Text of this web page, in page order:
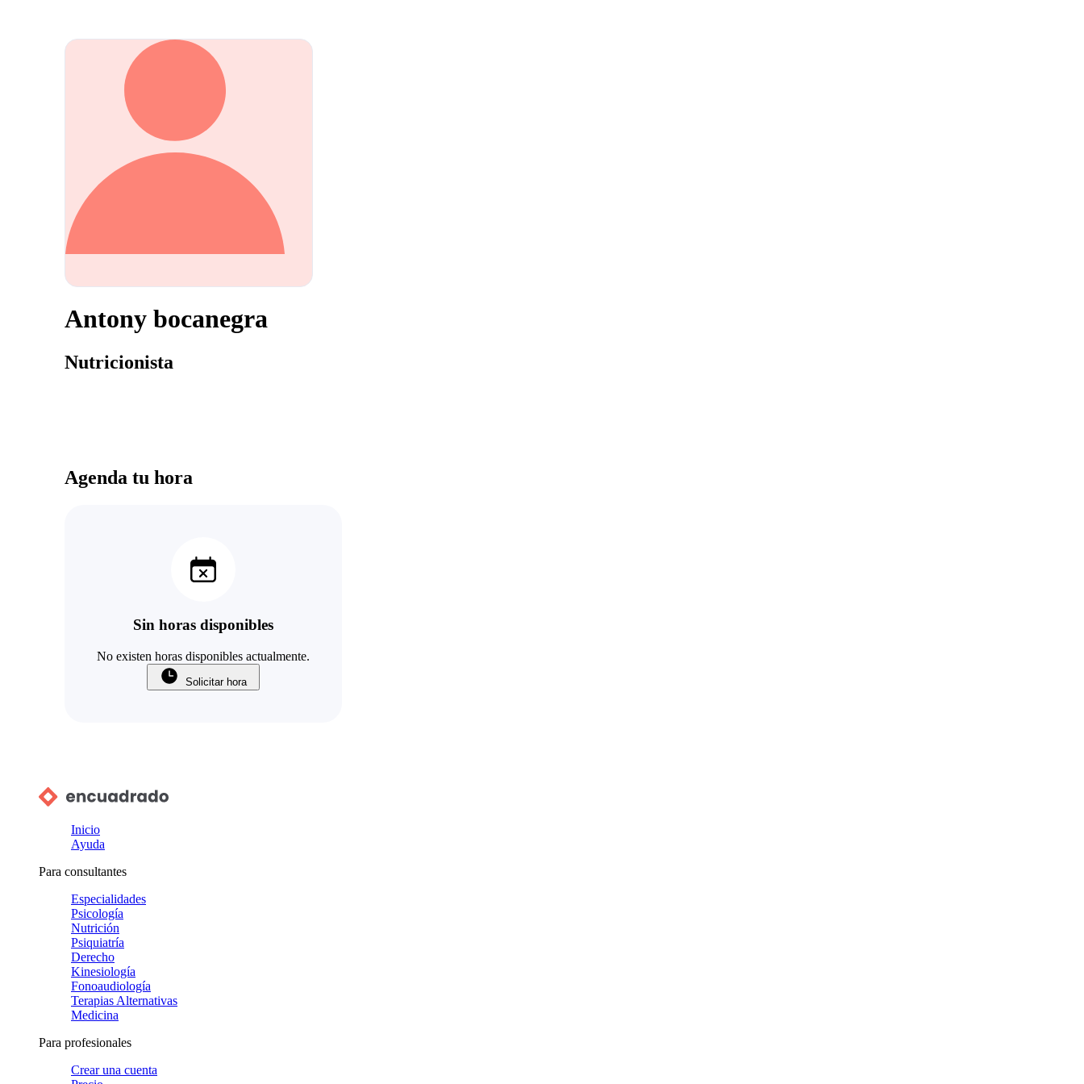
Antony bocanegra
Nutricionista
Agenda tu hora
Sin horas disponibles
No existen horas disponibles actualmente.
Solicitar hora
Inicio
Ayuda
Para consultantes
Especialidades
Psicología
Nutrición
Psiquiatría
Derecho
Kinesiología
Fonoaudiología
Terapias Alternativas
Medicina
Para profesionales
Crear una cuenta